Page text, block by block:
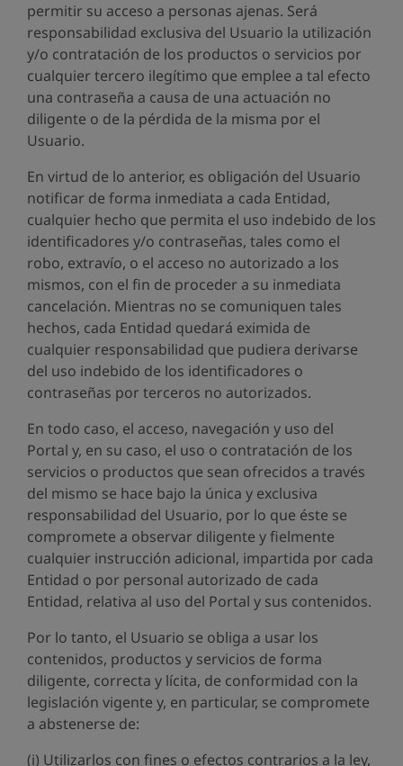
permitir su acceso a personas ajenas. Será
responsabilidad exclusiva del Usuario la utilización
y/o contratación de los productos o servicios por
cualquier tercero ilegítimo que emplee a tal efecto
una contraseña a causa de una actuación no
diligente o de la pérdida de la misma por el
Usuario.
En virtud de lo anterior, es obligación del Usuario
notificar de forma inmediata a cada Entidad,
cualquier hecho que permita el uso indebido de los
identificadores y/o contraseñas, tales como el
robo, extravío, o el acceso no autorizado a los
mismos, con el fin de proceder a su inmediata
cancelación. Mientras no se comuniquen tales
hechos, cada Entidad quedará eximida de
cualquier responsabilidad que pudiera derivarse
del uso indebido de los identificadores o
contraseñas por terceros no autorizados.
En todo caso, el acceso, navegación y uso del
Portal y, en su caso, el uso o contratación de los
servicios o productos que sean ofrecidos a través
del mismo se hace bajo la única y exclusiva
responsabilidad del Usuario, por lo que éste se
compromete a observar diligente y fielmente
cualquier instrucción adicional, impartida por cada
Entidad o por personal autorizado de cada
Entidad, relativa al uso del Portal y sus contenidos.
Por lo tanto, el Usuario se obliga a usar los
contenidos, productos y servicios de forma
diligente, correcta y lícita, de conformidad con la
legislación vigente y, en particular, se compromete
a abstenerse de:
(i) Utilizarlos con fines o efectos contrarios a la ley,